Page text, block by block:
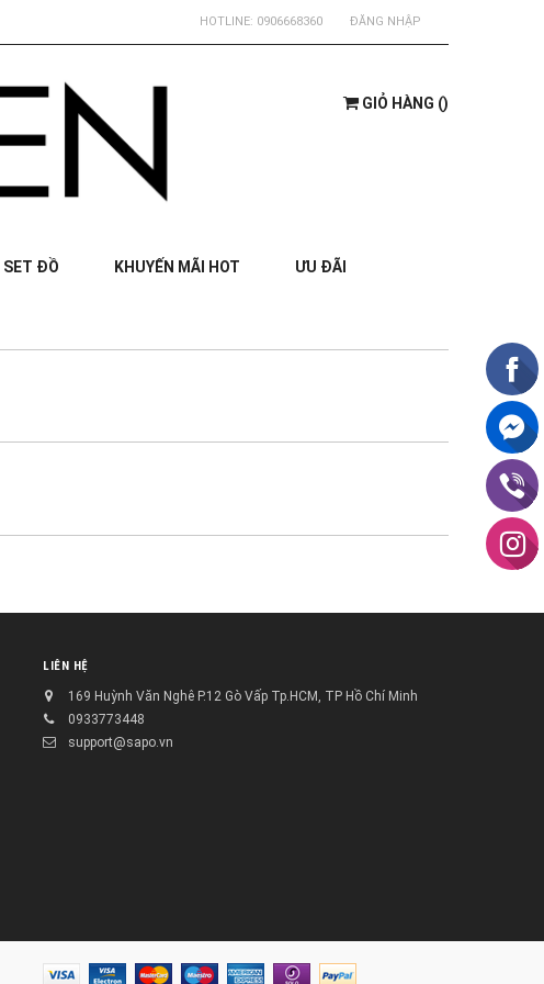
HOTLINE: 0906668360 ĐĂNG NHẬP
GIỎ HÀNG ()
SET ĐỒ KHUYẾN MÃI HOT ƯU ĐÃI
LIÊN HỆ
169 Huỳnh Văn Nghê P.12 Gò Vấp Tp.HCM, TP Hồ Chí Minh
0933773448
support@sapo.vn